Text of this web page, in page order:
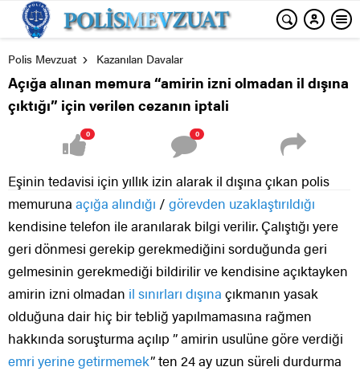
Polis Mevzuat Kazanılan Davalar
Açığa alınan memura “amirin izni olmadan il dışına
çıktığı” için verilen cezanın iptali
0 0
Eşinin tedavisi için yıllık izin alarak il dışına çıkan polis
memuruna açığa alındığı / görevden uzaklaştırıldığı
kendisine telefon ile aranılarak bilgi verilir. Çalıştığı yere
geri dönmesi gerekip gerekmediğini sorduğunda geri
gelmesinin gerekmediği bildirilir ve kendisine açıktayken
amirin izni olmadan il sınırları dışına çıkmanın yasak
olduğuna dair hiç bir tebliğ yapılmamasına rağmen
hakkında soruşturma açılıp ” amirin usulüne göre verdiği
emri yerine getirmemek” ten 24 ay uzun süreli durdurma